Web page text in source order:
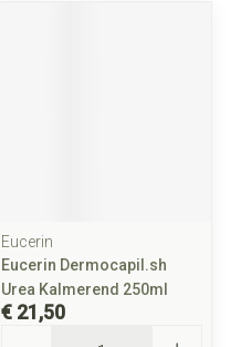
Eucerin
Eucerin Dermocapil.sh
Urea Kalmerend 250ml
€ 21,50